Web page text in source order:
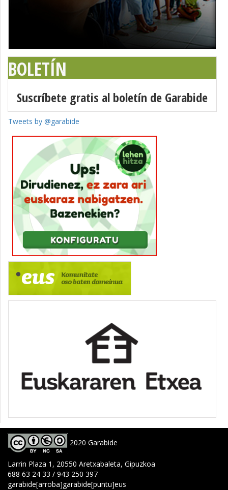
BOLETÍN
Suscríbete gratis al boletín de Garabide
Tweets by @garabide
2020 Garabide
Larrin Plaza 1, 20550 Aretxabaleta, Gipuzkoa
688 63 24 33 / 943 250 397
garabide[arroba]garabide[puntu]eus